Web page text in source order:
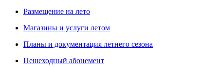
Размещение на лето
Магазины и услуги летом
Планы и документация летнего сезона
Пешеходный абонемент